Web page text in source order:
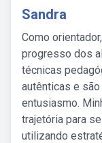
Sandra
Como
progresso dos
técnicas
autênticas e
entusiasmo.
trajetória para
utilizando